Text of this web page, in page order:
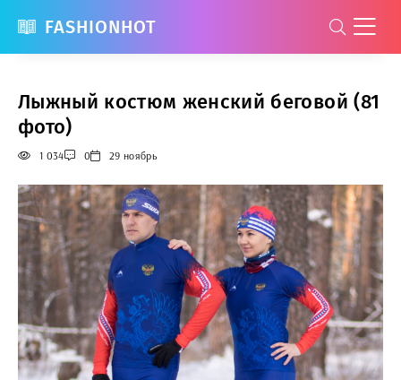
FASHIONHOT
Лыжный костюм женский беговой (81
фото)
1 034 0 29 ноябрь